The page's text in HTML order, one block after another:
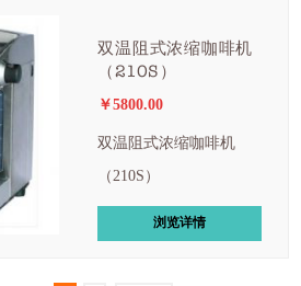
双温阻式浓缩咖啡机
（210S）
￥5800.00
双温阻式浓缩咖啡机
（210S）
浏览详情